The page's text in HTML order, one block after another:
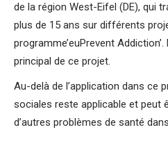
de la région West-Eifel (DE), qui
plus de 15 ans sur différents
programme’euPrevent
principal de ce projet.
Au-delà de l’application dans ce
sociales reste applicable et peut
d’autres problèmes de santé